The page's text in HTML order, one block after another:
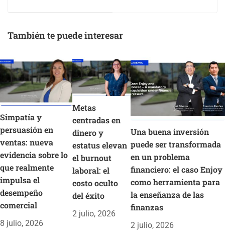
pruebas
También te puede interesar
Simpatía y
persuasión en
ventas: nueva
evidencia sobre lo
que realmente
impulsa el
desempeño
comercial
8 julio, 2026
Metas
centradas en
dinero y
estatus elevan
el burnout
laboral: el
costo oculto
del éxito
2 julio, 2026
Una buena inversión
puede ser transformada
en un problema
financiero: el caso Enjoy
como herramienta para
la enseñanza de las
finanzas
2 julio, 2026